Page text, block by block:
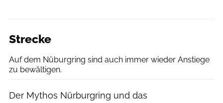
Strecke
Auf dem Nüburgring sind auch immer wieder Anstiege
zu bewältigen.
Der Mythos Nürburgring und das